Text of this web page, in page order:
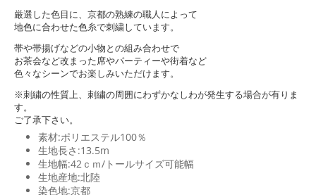
厳選した色目に、京都の熟練の職人によって
地色に合わせた色糸で刺繍しています。
帯や帯揚げなどの小物との組み合わせで
お茶会など改まった席やパーティーや街着など
色々なシーンでお楽しみいただけます。
※刺繍の性質上、刺繍の周囲にわずかなしわが発生する場合が有りま
す。
ご了承下さい。
素材:ポリエステル100％
生地長さ:13.5m
生地幅:42ｃｍ/トールサイズ可能幅
生地産地:北陸
染色地:京都